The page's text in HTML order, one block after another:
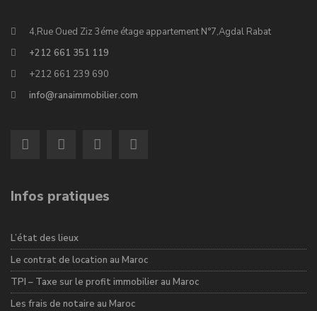
4,Rue Oued Ziz 3éme étage appartement N°7,Agdal Rabat
+212 661 351 119
+212 661 239 690
info@ranaimmobilier.com
Infos pratiques
L’état des lieux
Le contrat de location au Maroc
TPI – Taxe sur le profit immobilier au Maroc
Les frais de notaire au Maroc